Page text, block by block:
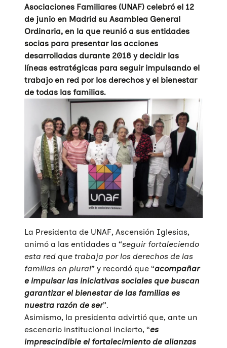
Asociaciones Familiares (UNAF) celebró el 12
de junio en Madrid su Asamblea General
Ordinaria, en la que reunió a sus entidades
socias para presentar las acciones
desarrolladas durante 2018 y decidir las
líneas estratégicas para seguir impulsando el
trabajo en red por los derechos y el bienestar
de todas las familias.
La Presidenta de UNAF, Ascensión Iglesias,
animó a las entidades a “seguir fortaleciendo
esta red que trabaja por los derechos de las
familias en plural” y recordó que “acompañar
e impulsar las iniciativas sociales que buscan
garantizar el bienestar de las familias es
nuestra razón de ser”.
Asimismo, la presidenta advirtió que, ante un
escenario institucional incierto, “es
imprescindible el fortalecimiento de alianzas